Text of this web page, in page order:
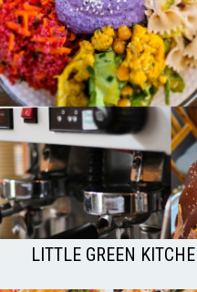
LITTLE GREEN